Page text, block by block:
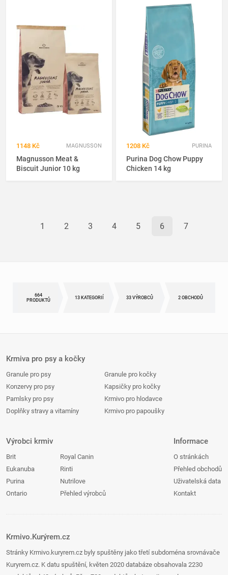
1148 Kč MAGNUSSON
Magnusson Meat &
Biscuit Junior 10 kg
1208 Kč PURINA
Purina Dog Chow Puppy
Chicken 14 kg
1 2 3 4 5 6 7
664
PRODUKTŮ
13 KATEGORIÍ 33 VÝROBCŮ 2 OBCHODŮ
Krmiva pro psy a kočky
Granule pro psy
Konzervy pro psy
Pamlsky pro psy
Doplňky stravy a vitamíny
Granule pro kočky
Kapsičky pro kočky
Krmivo pro hlodavce
Krmivo pro papoušky
Výrobci krmiv
Brit
Eukanuba
Purina
Ontario
Royal Canin
Rinti
Nutrilove
Přehled výrobců
Informace
O stránkách
Přehled obchodů
Uživatelská data
Kontakt
Krmivo.Kurýrem.cz
Stránky Krmivo.kuryrem.cz byly spuštěny jako třetí subdoména srovnávače
Kuryrem.cz. K datu spuštění, květen 2020 databáze obsahovala 2230